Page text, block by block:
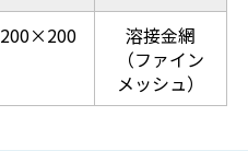
200×200
溶接金網
（ファイン
メッシュ）